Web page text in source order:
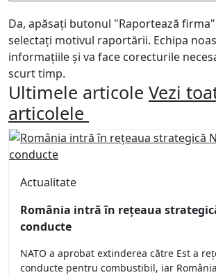
Da, apăsați butonul "Raportează
selectați motivul raportării. Echipa
informațiile și va face corecturile
scurt timp.
Ultimele articole Vezi
articolele
Actualitate
România intră în rețeaua
conducte
NATO a aprobat extinderea către Est a
conducte pentru combustibil, iar